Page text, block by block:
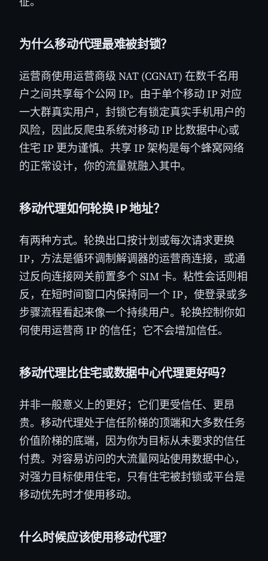
为什么移动代理最难被封锁？
运营商使用运营商级 NAT (CGNAT) 在数千名用
户之间共享每个公网 IP。由于单个移动 IP 对应
一大群真实用户，封锁它有锁定真实手机用户的
风险，因此反爬虫系统对移动 IP 比数据中心或
住宅 IP 更为谨慎。共享 IP 架构是每个蜂窝网络
的正常设计，你的流量就融入其中。
移动代理如何轮换 IP 地址？
有两种方式。轮换出口按计划或每次请求更换
IP，方法是循环调制解调器的运营商连接，或通
过反向连接网关前置多个 SIM 卡。粘性会话则相
反，在短时间窗口内保持同一个 IP，使登录或多
步骤流程看起来像一个持续用户。轮换控制你如
何使用运营商 IP 的信任；它不会增加信任。
移动代理比住宅或数据中心代理更好吗？
并非一般意义上的更好；它们更受信任、更昂
贵。移动代理处于信任阶梯的顶端和大多数任务
价值阶梯的底端，因为你为目标从未要求的信任
付费。对容易访问的大流量网站使用数据中心，
对强力目标使用住宅，只有住宅被封锁或平台是
移动优先时才使用移动。
什么时候应该使用移动代理？